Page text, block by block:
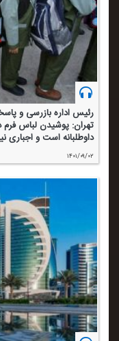
رئیس اداره بازرسی و
تهران: پوشیدن لباس
داوطلبانه است و اجباری
۱۴۰۱/۰۹/۰۲